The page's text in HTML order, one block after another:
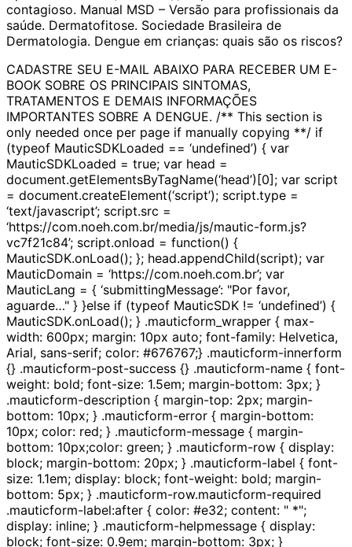
contagioso. Manual MSD – Versão para profissionais da
saúde. Dermatofitose. Sociedade Brasileira de
Dermatologia. Dengue em crianças: quais são os riscos?
CADASTRE SEU E-MAIL ABAIXO PARA RECEBER UM E-
BOOK SOBRE OS PRINCIPAIS SINTOMAS,
TRATAMENTOS E DEMAIS INFORMAÇÕES
IMPORTANTES SOBRE A DENGUE. /** This section is
only needed once per page if manually copying **/ if
(typeof MauticSDKLoaded == ‘undefined’) { var
MauticSDKLoaded = true; var head =
document.getElementsByTagName(‘head’)[0]; var script
= document.createElement(‘script’); script.type =
‘text/javascript’; script.src =
‘https://com.noeh.com.br/media/js/mautic-form.js?
vc7f21c84’; script.onload = function() {
MauticSDK.onLoad(); }; head.appendChild(script); var
MauticDomain = ‘https://com.noeh.com.br’; var
MauticLang = { ‘submittingMessage’: "Por favor,
aguarde…" } }else if (typeof MauticSDK != ‘undefined’) {
MauticSDK.onLoad(); } .mauticform_wrapper { max-
width: 600px; margin: 10px auto; font-family: Helvetica,
Arial, sans-serif; color: #676767;} .mauticform-innerform
{} .mauticform-post-success {} .mauticform-name { font-
weight: bold; font-size: 1.5em; margin-bottom: 3px; }
.mauticform-description { margin-top: 2px; margin-
bottom: 10px; } .mauticform-error { margin-bottom:
10px; color: red; } .mauticform-message { margin-
bottom: 10px;color: green; } .mauticform-row { display:
block; margin-bottom: 20px; } .mauticform-label { font-
size: 1.1em; display: block; font-weight: bold; margin-
bottom: 5px; } .mauticform-row.mauticform-required
.mauticform-label:after { color: #e32; content: " *";
display: inline; } .mauticform-helpmessage { display:
block; font-size: 0.9em; margin-bottom: 3px; }